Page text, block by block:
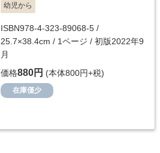
幼児から
ISBN978-4-323-89068-5 /
25.7×38.4cm / 1ページ / 初版2022年9
月
価格880円 (本体800円+税)
在庫僅少